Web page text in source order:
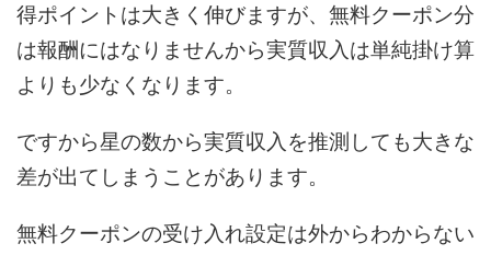
得ポイントは大きく伸びますが、無料クーポン分
は報酬にはなりませんから実質収入は単純掛け算
よりも少なくなります。
ですから星の数から実質収入を推測しても大きな
差が出てしまうことがあります。
無料クーポンの受け入れ設定は外からわからない